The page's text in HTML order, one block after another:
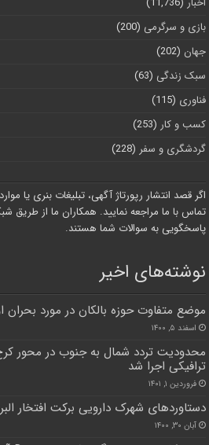
بازی و سرگرمی (200)
جهان (202)
سبک زندگی (63)
فناوری (115)
کسب و کار (253)
گردشگری و سفر (228)
اگر قصد انتشار رپورتاژ آگهی، تبلیغات بنری یا
تماس با ما مراجعه نمایید. همکاران ما از طریق
پاسخگویی به سوالات شما هستند.
نوشته‌های اخیر
موضع متفاوت حوزه بالکان در مورد بحران
اسفند ۵, ۱۴۰۰
محدودیت تردد شمال به جنوب در محور
ترافیکی اجرا شد
فروردین ۱, ۱۴۰۱
دستاوردهای شهرک دارویی برکت افتخار
آبان ۳۰, ۱۴۰۰